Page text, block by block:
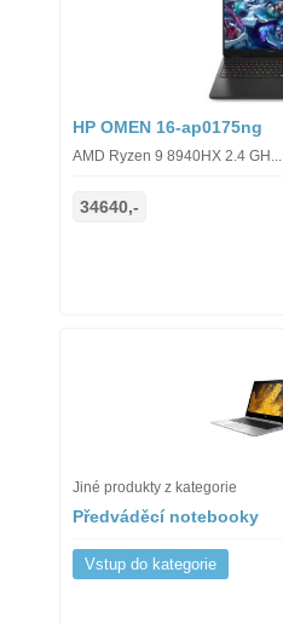
HP OMEN 16-ap0175ng
AMD Ryzen 9 8940HX 2.4 GH...
34640,-
Jiné produkty z kategorie
Předváděcí notebooky
Vstup do kategorie